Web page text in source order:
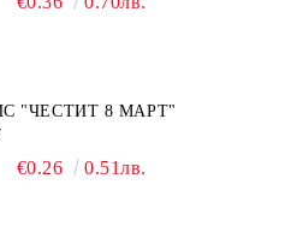
"ЧЕСТИТ 8 МАРТ"
€0.26 0.51лв.